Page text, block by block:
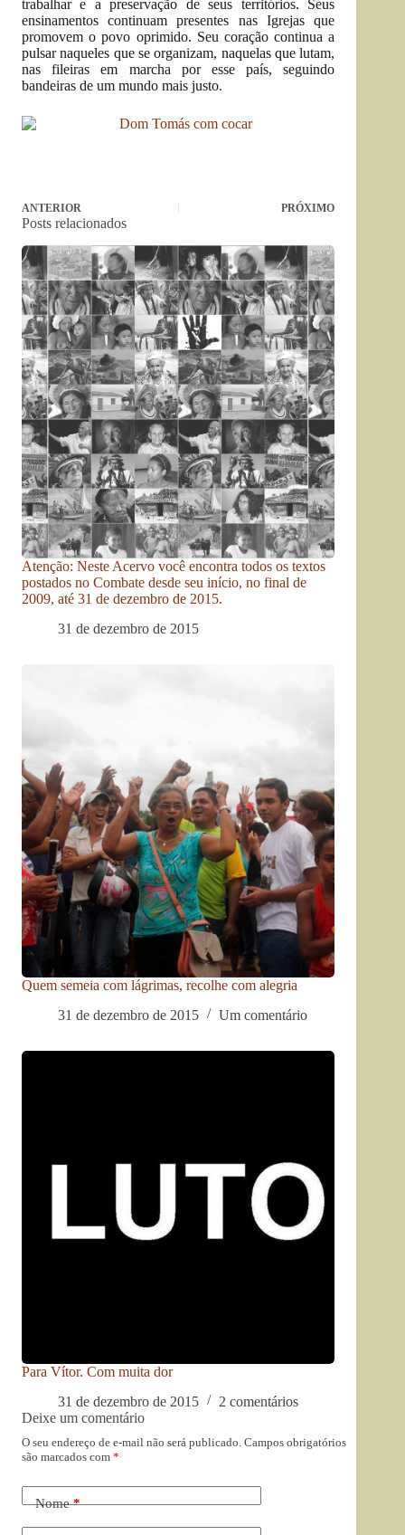
trabalhar e a preservação de seus territórios. Seus
ensinamentos continuam presentes nas Igrejas que
promovem o povo oprimido. Seu coração continua a
pulsar naqueles que se organizam, naquelas que lutam,
nas fileiras em marcha por esse país, seguindo
bandeiras de um mundo mais justo.
ANTERIOR PRÓXIMO
Posts relacionados
Atenção: Neste Acervo você encontra todos os textos
postados no Combate desde seu início, no final de
2009, até 31 de dezembro de 2015.
31 de dezembro de 2015
Quem semeia com lágrimas, recolhe com alegria
31 de dezembro de 2015
Um comentário
Para Vítor. Com muita dor
31 de dezembro de 2015
2 comentários
Deixe um comentário
O seu endereço de e-mail não será publicado. Campos obrigatórios
são marcados com *
Nome*